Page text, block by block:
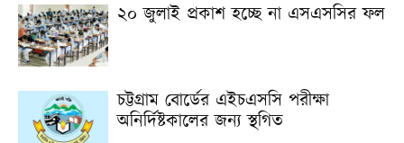
২০ জুলাই প্রকাশ হচ্ছে না এসএসসির ফল
চট্টগ্রাম বোর্ডের এইচএসসি পরীক্ষা
অনির্দিষ্টকালের জন্য স্থগিত